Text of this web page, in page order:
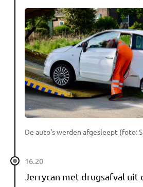
De auto's werden afgesleept (foto:
16.20
Jerrycan met drugsafval